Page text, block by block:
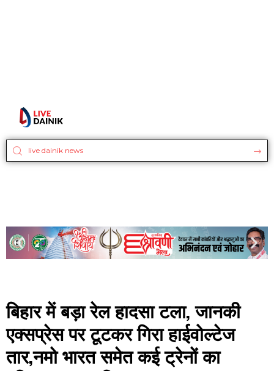
बिहार में बड़ा रेल हादसा टला, जानकी
एक्सप्रेस पर टूटकर गिरा हाईवोल्टेज
तार,नमो भारत समेत कई ट्रेनों का